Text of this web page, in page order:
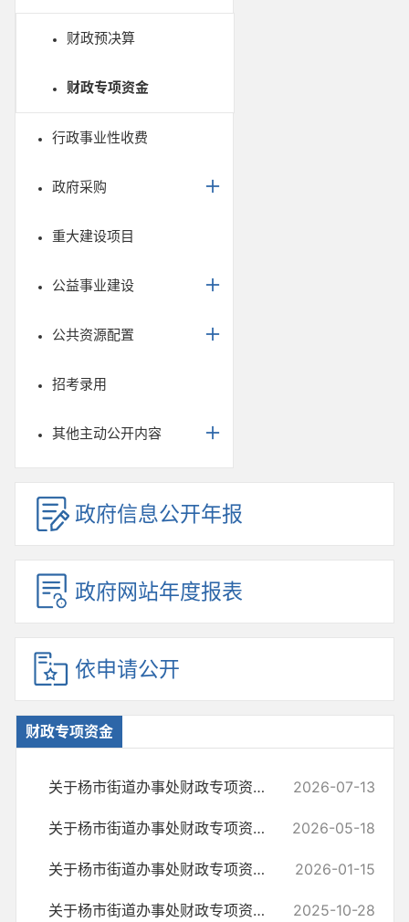
财政预决算
财政专项资金
行政事业性收费
政府采购
重大建设项目
公益事业建设
公共资源配置
招考录用
其他主动公开内容
政府信息公开年报
政府网站年度报表
依申请公开
财政专项资金
关于杨市街道办事处财政专项资金的情况说明 2026-07-13
关于杨市街道办事处财政专项资金的情况说明 2026-05-18
关于杨市街道办事处财政专项资金的情况说明 2026-01-15
关于杨市街道办事处财政专项资金的情况说明 2025-10-28